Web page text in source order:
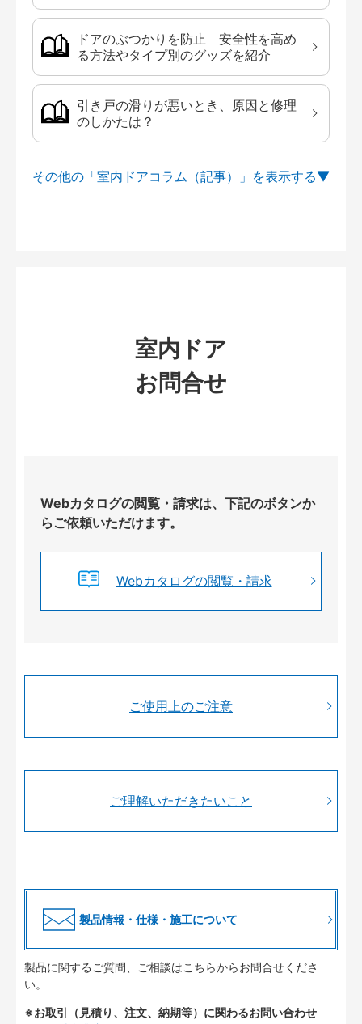
ドアのぶつかりを防止 安全性を高め
る方法やタイプ別のグッズを紹介
引き戸の滑りが悪いとき、原因と修理
のしかたは？
その他の「室内ドアコラム（記事）」を
室内ドア
お問合せ
Webカタログの閲覧・請求は、下記のボタンか
らご依頼いただけます。
Webカタログの閲覧・請求
ご使用上のご注意
ご理解いただきたいこと
製品情報・仕様・施工について
製品に関するご質問、ご相談はこちらからお問合せくださ
い。
※お取引（見積り、注文、納期等）に関わるお問い合わせ